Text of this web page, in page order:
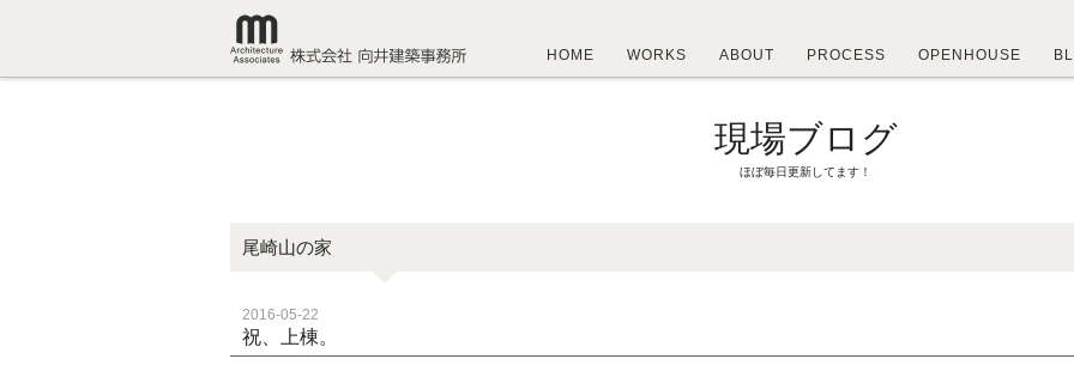
HOME WORKS ABOUT PROCESS OPENHOUSE
現場ブログ
ほぼ毎日更新してます！
尾崎山の家
2016-05-22
祝、上棟。